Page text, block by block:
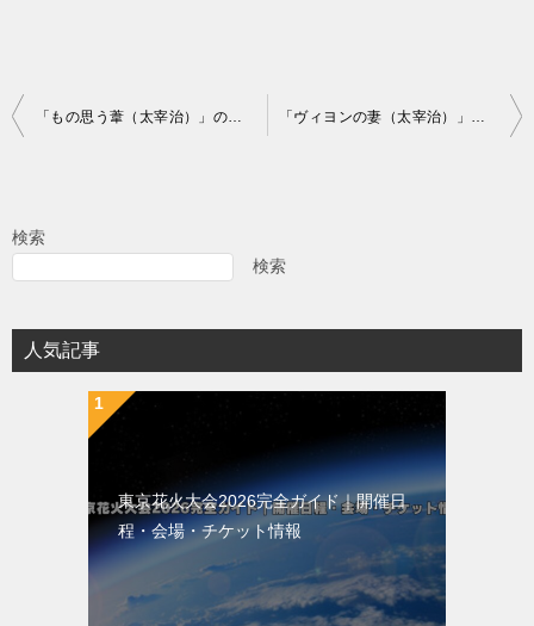
投
ビ
シ
ョ
「もの思う葦（太宰治）」の超あらすじ（ネタバレあり） 「ヴィヨンの妻（太宰治）」の超あらすじ（ネタバレあり）
検索
検索
人気記事
東京花火大会2026完全ガイド｜開催日
程・会場・チケット情報